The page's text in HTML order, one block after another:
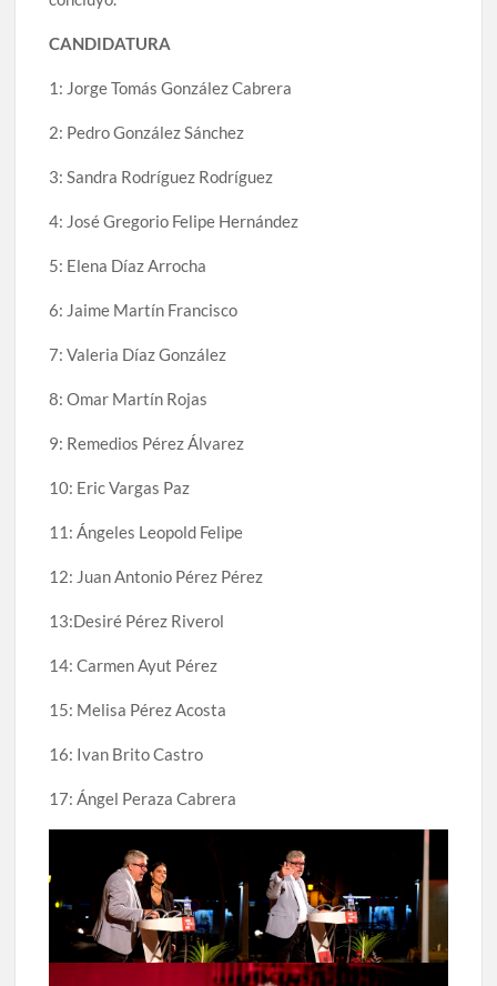
CANDIDATURA
1: Jorge Tomás González Cabrera
2: Pedro González Sánchez
3: Sandra Rodríguez Rodríguez
4: José Gregorio Felipe Hernández
5: Elena Díaz Arrocha
6: Jaime Martín Francisco
7: Valeria Díaz González
8: Omar Martín Rojas
9: Remedios Pérez Álvarez
10: Eric Vargas Paz
11: Ángeles Leopold Felipe
12: Juan Antonio Pérez Pérez
13:Desiré Pérez Riverol
14: Carmen Ayut Pérez
15: Melisa Pérez Acosta
16: Ivan Brito Castro
17: Ángel Peraza Cabrera